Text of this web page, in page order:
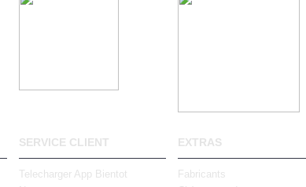
SERVICE CLIENT
Telecharger App Bientot
EXTRAS
Fabricants